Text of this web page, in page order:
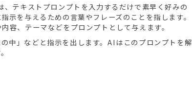
、テキストプロンプトを入力するだけで素早く好みの
示を与えるための言葉やフレーズのことを指します。
容、テーマなどをプロンプトとして与えます。
中」などと指示を出します。AIはこのプロンプトを解